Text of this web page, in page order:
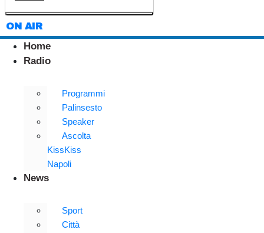
ON AIR
Home
Radio
Programmi
Palinsesto
Speaker
Ascolta
KissKiss
Napoli
News
Sport
Città